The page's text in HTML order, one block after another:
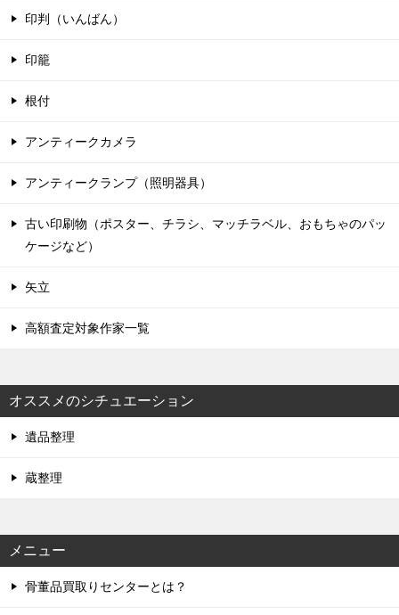
印判（いんばん）
印籠
根付
アンティークカメラ
アンティークランプ（照明器具）
古い印刷物（ポスター、チラシ、マッチラベル、おもちゃのパッ
ケージなど）
矢立
高額査定対象作家一覧
オススメのシチュエーション
遺品整理
蔵整理
メニュー
骨董品買取りセンターとは？